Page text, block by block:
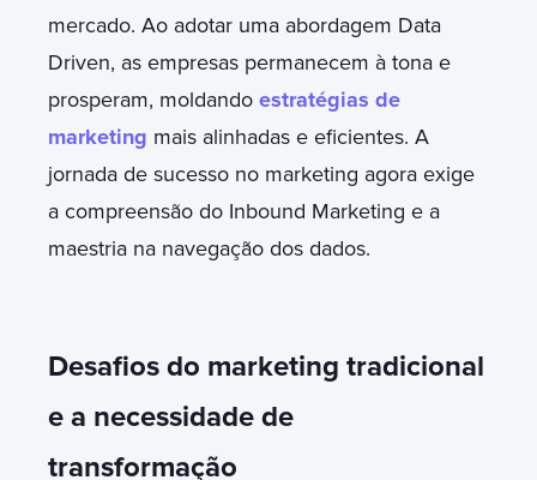
mercado. Ao adotar uma abordagem Data
Driven, as empresas permanecem à tona e
prosperam, moldando estratégias de
marketing mais alinhadas e eficientes. A
jornada de sucesso no marketing agora exige
a compreensão do Inbound Marketing e a
maestria na navegação dos dados.
Desafios do marketing tradicional
e a necessidade de
transformação